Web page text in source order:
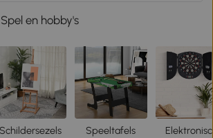
Spel en hobby's
Schildersezels Speeltafels